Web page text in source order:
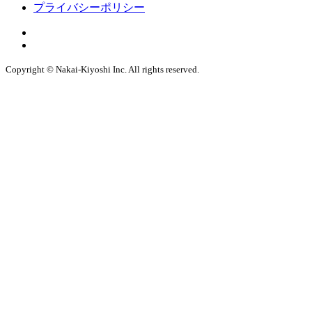
プライバシーポリシー
Copyright © Nakai-Kiyoshi Inc. All rights reserved.